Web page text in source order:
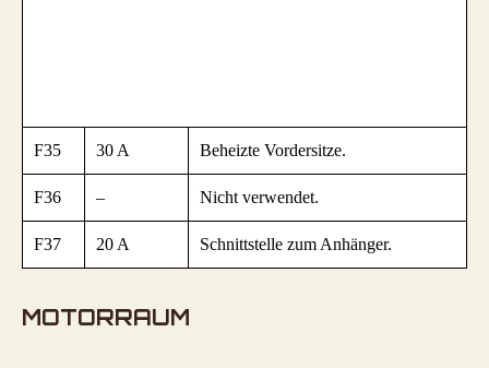
F35 30 A Beheizte Vordersitze.
F36 – Nicht verwendet.
F37 20 A Schnittstelle zum Anhänger.
MOTORRAUM